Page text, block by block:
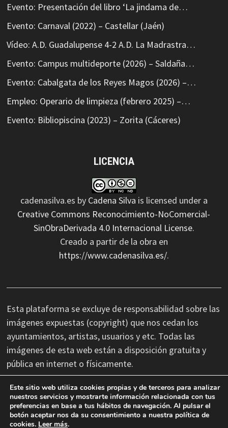
Evento: Presentación del libro ‘La jindama de…
Evento: Carnaval (2022) – Castellar (Jaén)
Vídeo: A.D. Guadalupense 4-2 A.D. La Madrastra…
Evento: Campus multideporte (2026) – Saldaña…
Evento: Cabalgata de los Reyes Magos (2026) –…
Empleo: Operario de limpieza (febrero 2025) –…
Evento: Bibliopiscina (2023) – Zorita (Cáceres)
LICENCIA
cadenasilva.es by Cadena Silva is licensed under a
Creative Commons Reconocimiento-NoComercial-
SinObraDerivada 4.0 Internacional License.
Creado a partir de la obra en
https://www.cadenasilva.es/.
Esta plataforma se excluye de responsabilidad sobre las
imágenes expuestas (copyright) que nos cedan los
ayuntamientos, artistas, usuarios y etc. Todas las
imágenes de esta web están a disposición gratuita y
pública en internet o físicamente.
No nos hacemos responsables de las erratas
tipográficas, así como cambios de última hora que se
produzcan en la información facilitada por terceros.
Este sitio web utiliza cookies propias y de terceros para analizar
nuestros servicios y mostrarte información relacionada con tus
preferencias en base a tus hábitos de navegación. Al pulsar el
botón aceptar nos da su consentimiento a nuestra política de
cookies. Leer más.